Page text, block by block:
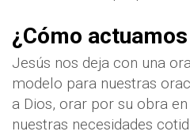
¿Cómo
Jesús nos deja con una
modelo para nuestras
a Dios, orar por su obra
nuestras necesidades